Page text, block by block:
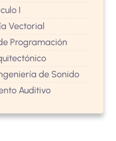
I
Vectorial
Programación
de Sonido
Auditivo